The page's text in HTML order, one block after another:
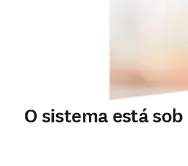
O sistema está